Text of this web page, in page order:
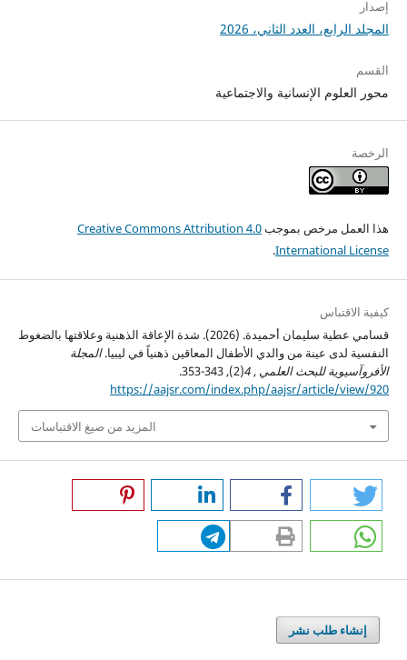
إصدار
المجلد الرابع، العدد الثاني، 2026
القسم
محور العلوم الإنسانية والاجتماعية
الرخصة
هذا العمل مرخص بموجبCreative Commons Attribution 4.0
International License
.
كيفية الاقتباس
قسامي عطية سليمان أحميدة. (2026). شدة الإعاقة الذهنية وعلاقتها بالضغوط
النفسية لدى عينة من والدي الأطفال المعاقين ذهنياً في ليبيا.المجلة
الأفروآسيوية للبحث العلمي ,
4
(2), 343-353.
https://aajsr.com/index.php/aajsr/article/view/920
المزيد من صيغ الاقتباسات
إنشاء طلب نشر